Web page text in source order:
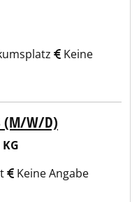
Keine
(M/W/D)
Keine Angabe